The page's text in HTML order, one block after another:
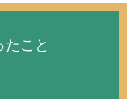
こと